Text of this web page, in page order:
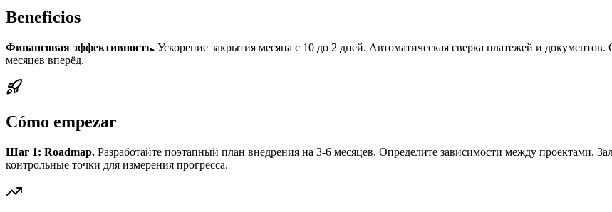
Beneficios
Финансовая эффективность. Ускорение закрытия месяца с 10 до 2 дней. Автоматическая сверка платежей и
месяцев вперёд.
Cómo empezar
Шаг 1: Roadmap. Разработайте поэтапный план внедрения на 3-6 месяцев. Определите зависимости между проектами.
контрольные точки для измерения прогресса.